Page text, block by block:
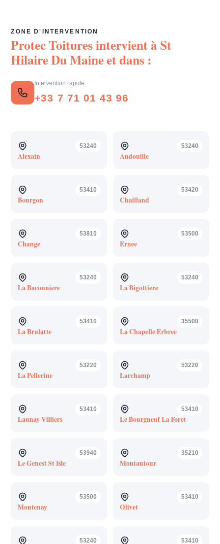
ZONE D'INTERVENTION
Protec Toitures intervient àSt
Hilaire Du Maineet dans :
Intervention rapide
+33 7 71 01 43 96
53240
Alexain
53240
Andouille
53410
Bourgon
53420
Chailland
53810
Change
53500
Ernee
53240
La Baconniere
53240
La Bigottiere
53410
La Brulatte
35500
La Chapelle Erbree
53220
La Pellerine
53220
Larchamp
53410
Launay Villiers
53410
Le Bourgneuf La Foret
53940
Le Genest St Isle
35210
Montautour
53500
Montenay
53410
Olivet
53240 53410